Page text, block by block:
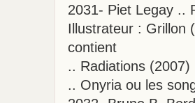
2031- Piet Legay ..
Illustrateur : Grillon
contient
.. Radiations (2007)
.. Onyria ou les